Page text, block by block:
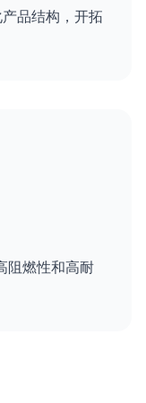
品结构，开拓
阻燃性和高耐